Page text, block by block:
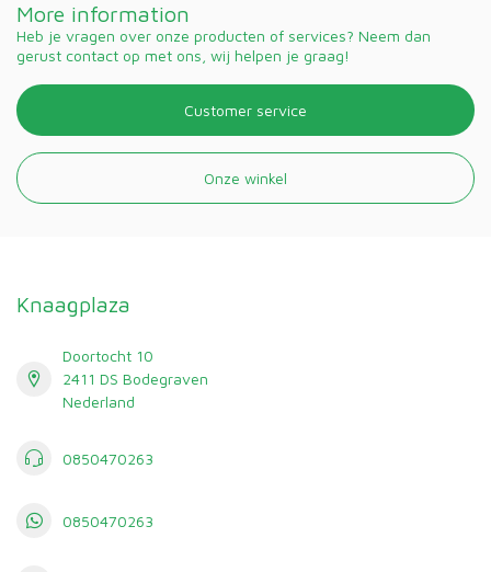
More information
Heb je vragen over onze producten of services? Neem dan
gerust contact op met ons, wij helpen je graag!
Customer service
Onze winkel
Knaagplaza
Doortocht 10
2411 DS Bodegraven
Nederland
0850470263
0850470263